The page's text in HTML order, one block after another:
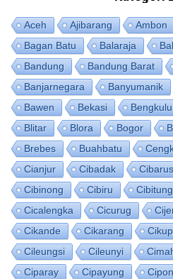
Aceh Ajibarang Ambon
Bagan Batu
Balaraja
Bandung
Bandung Barat
Banjarnegara
Banyumanik
Bawen
Bekasi Bengkulu
Blitar
Blora Bogor
Brebes
Buahbatu
Cianjur
Cibadak
Cibinong
Cibiru Cibitung
Cicalengka
Cicurug
Cikande
Cikarang
Cileungsi
Cileunyi
Ciparay
Cipayung